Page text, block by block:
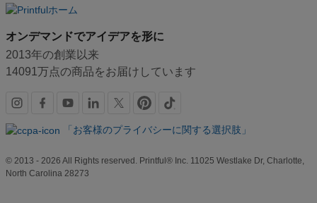
オンデマンドでアイデアを形に
2013年の創業以来
14091万点の商品をお届けしています
SNS
リ
ク
「お客様のプライバシーに関する選択肢」
© 2013 - 2026 All Rights reserved. Printful® Inc. 11025 Westlake Dr, Charlotte,
North Carolina 28273